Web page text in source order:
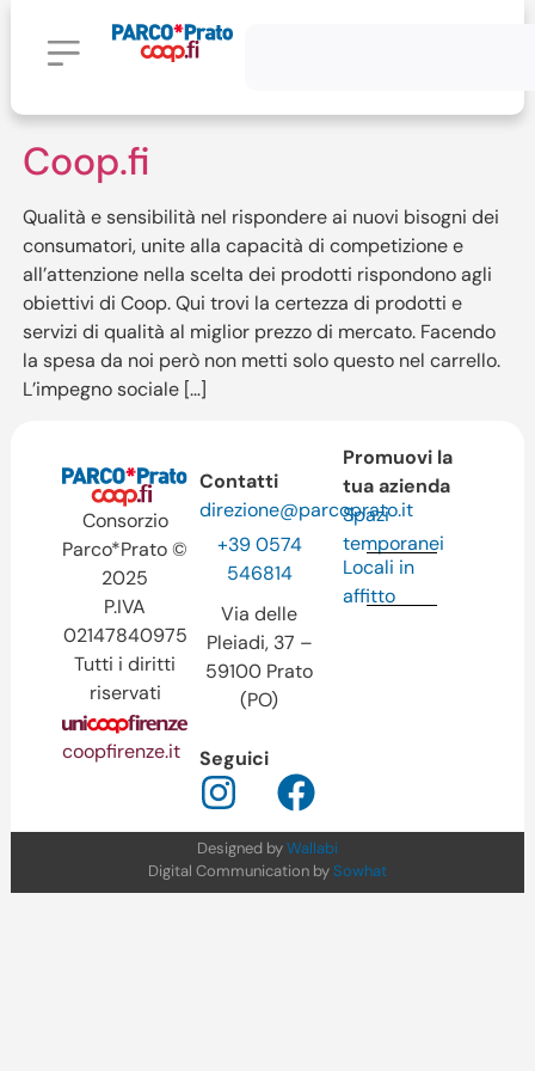
Coop.fi
Qualità e sensibilità nel rispondere ai nuovi bisogni dei
consumatori, unite alla capacità di competizione e
all’attenzione nella scelta dei prodotti rispondono agli
obiettivi di Coop. Qui trovi la certezza di prodotti e
servizi di qualità al miglior prezzo di mercato. Facendo
la spesa da noi però non metti solo questo nel carrello.
L’impegno sociale […]
Consorzio
Parco*Prato ©
2025
P.IVA
02147840975
Tutti i diritti
riservati
coopfirenze.it
Contatti
direzione@parcoprato.it
+39 0574
546814
Via delle
Pleiadi, 37 –
59100 Prato
(PO)
Seguici
Promuovi la
tua azienda
Spazi
temporanei
Locali in
affitto
Designed byWallabi
Digital Communication bySowhat